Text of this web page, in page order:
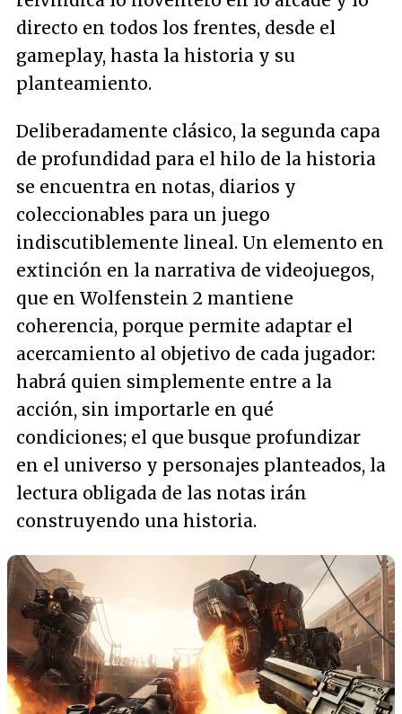
directo en todos los frentes, desde el
gameplay, hasta la historia y su
planteamiento.
Deliberadamente clásico, la segunda capa
de profundidad para el hilo de la historia
se encuentra en notas, diarios y
coleccionables para un juego
indiscutiblemente lineal. Un elemento en
extinción en la narrativa de videojuegos,
que en Wolfenstein 2 mantiene
coherencia, porque permite adaptar el
acercamiento al objetivo de cada jugador:
habrá quien simplemente entre a la
acción, sin importarle en qué
condiciones; el que busque profundizar
en el universo y personajes planteados, la
lectura obligada de las notas irán
construyendo una historia.